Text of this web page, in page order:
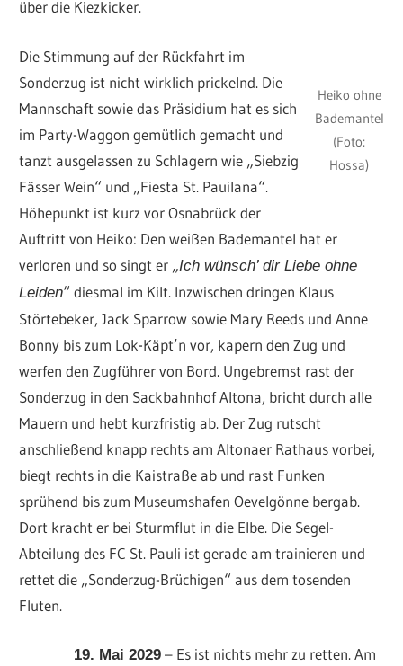
über die Kiezkicker.
Heiko ohne
Bademantel
(Foto:
Hossa)
Die Stimmung auf der Rückfahrt im
Sonderzug ist nicht wirklich prickelnd. Die
Mannschaft sowie das Präsidium hat es sich
im Party-Waggon gemütlich gemacht und
tanzt ausgelassen zu Schlagern wie „Siebzig
Fässer Wein“ und „Fiesta St. Pauilana“.
Höhepunkt ist kurz vor Osnabrück der
Auftritt von Heiko: Den weißen Bademantel hat er
verloren und so singt er „Ich wünsch’ dir Liebe ohne
Leiden“ diesmal im Kilt. Inzwischen dringen Klaus
Störtebeker, Jack Sparrow sowie Mary Reeds und Anne
Bonny bis zum Lok-Käpt’n vor, kapern den Zug und
werfen den Zugführer von Bord. Ungebremst rast der
Sonderzug in den Sackbahnhof Altona, bricht durch alle
Mauern und hebt kurzfristig ab. Der Zug rutscht
anschließend knapp rechts am Altonaer Rathaus vorbei,
biegt rechts in die Kaistraße ab und rast Funken
sprühend bis zum Museumshafen Oevelgönne bergab.
Dort kracht er bei Sturmflut in die Elbe. Die Segel-
Abteilung des FC St. Pauli ist gerade am trainieren und
rettet die „Sonderzug-Brüchigen“ aus dem tosenden
Fluten.
19. Mai 2029 – Es ist nichts mehr zu retten. Am